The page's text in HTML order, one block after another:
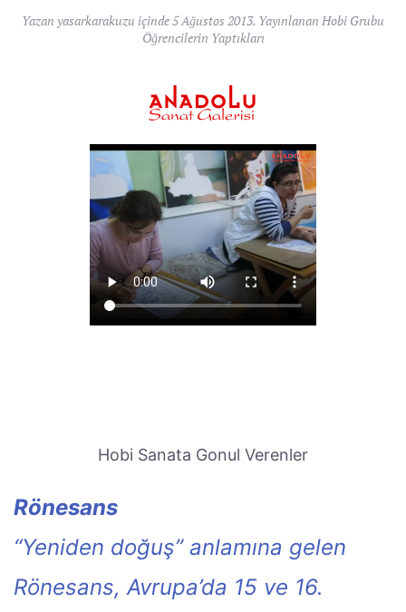
Yazan yasarkarakuzu içinde5 Ağustos 2013. Yayınlanan Hobi Grubu
Öğrencilerin Yaptıkları
Hobi Sanata Gonul Verenler
Rönesans
“Yeniden doğuş” anlamına gelen
Rönesans, Avrupa’da 15 ve 16.